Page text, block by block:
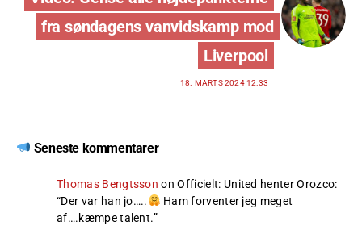
fra søndagens vanvidskamp mod
Liverpool
18. MARTS 2024 12:33
Seneste kommentarer
Thomas Bengtsson onOfficielt: United henter Orozco:
“Der var han jo…..
Ham forventer jeg meget
af….kæmpe talent.”